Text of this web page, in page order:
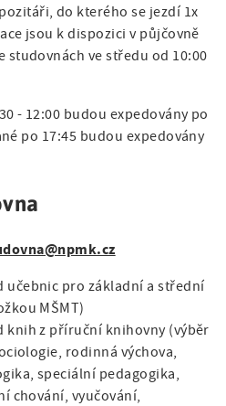
do kterého se jezdí 1x
jsou k dispozici v půjčovně
studovnách ve středu od 10:00
- 12:00 budou expedovány po
po 17:45 budou expedovány
pro základní a střední
MŠMT)
knih z příruční knihovny (výběr
rodinná výchova,
speciální pedagogika,
chování, vyučování,